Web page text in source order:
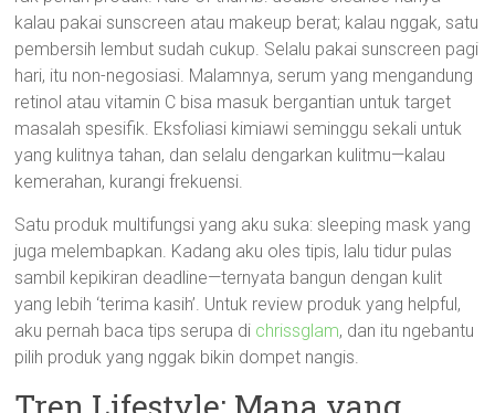
kalau pakai sunscreen atau makeup berat; kalau nggak, satu
pembersih lembut sudah cukup. Selalu pakai sunscreen pagi
hari, itu non-negosiasi. Malamnya, serum yang mengandung
retinol atau vitamin C bisa masuk bergantian untuk target
masalah spesifik. Eksfoliasi kimiawi seminggu sekali untuk
yang kulitnya tahan, dan selalu dengarkan kulitmu—kalau
kemerahan, kurangi frekuensi.
Satu produk multifungsi yang aku suka: sleeping mask yang
juga melembapkan. Kadang aku oles tipis, lalu tidur pulas
sambil kepikiran deadline—ternyata bangun dengan kulit
yang lebih ‘terima kasih’. Untuk review produk yang helpful,
aku pernah baca tips serupa di chrissglam, dan itu ngebantu
pilih produk yang nggak bikin dompet nangis.